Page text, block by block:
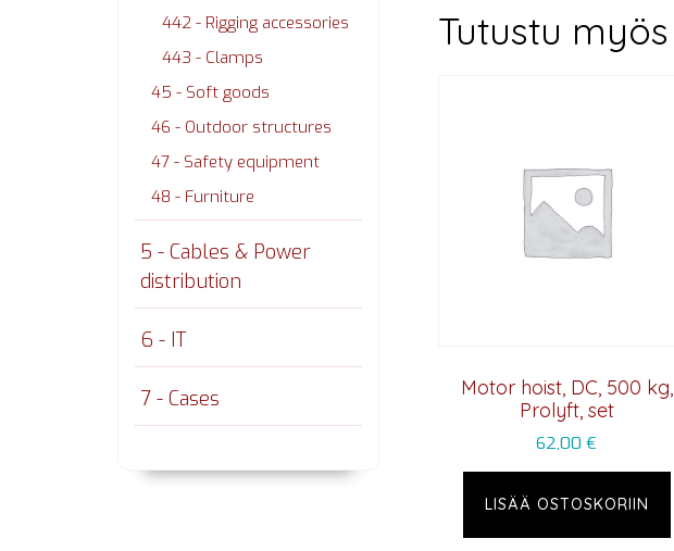
Tutustu myös
Motor hoist, DC, 500 kg,
Prolyft, set
62,00€
LISÄÄ OSTOSKORIIN
442 - Rigging accessories
443 - Clamps
45 - Soft goods
46 - Outdoor structures
47 - Safety equipment
48 - Furniture
5 - Cables & Power
distribution
6 - IT
7 - Cases